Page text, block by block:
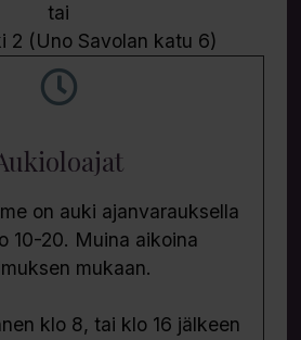
tai
2 (Uno Savolan katu 6)
on auki ajanvarauksella
10-20. Muina aikoina
mukaan.
klo 8, tai klo 16 jälkeen